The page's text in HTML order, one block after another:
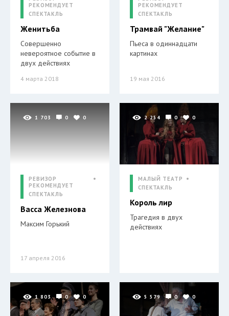
РЕКОМЕНДУЕТ
СПЕКТАКЛЬ
Женитьба
Совершенно
невероятное событие в
двух действиях
4 марта 2018
РЕКОМЕНДУЕТ
СПЕКТАКЛЬ
Трамвай "Желание"
Пьеса в одиннадцати
картинах
19 мая 2016
1 703 0 0
РЕВИЗОР
РЕКОМЕНДУЕТ
СПЕКТАКЛЬ
Васса Железнова
Максим Горький
17 апреля 2016
2 254 0 0
МАЛЫЙ ТЕАТР
СПЕКТАКЛЬ
Король лир
Трагедия в двух
действиях
1 803 0 0 5 579 0 0